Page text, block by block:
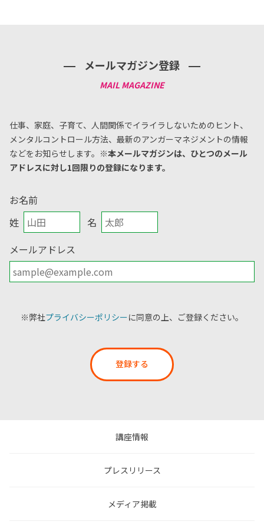
メールマガジン登録
仕事、家庭、子育て、人間関係でイライラしないためのヒント、
メンタルコントロール方法、 最新のアンガーマネジメントの情報
などをお知らせします。 ※本メールマガジンは、ひとつのメール
アドレスに対し1回限りの登録になります。
お名前
姓
名
メールアドレス
※弊社プライバシーポリシーに同意の上、ご登録ください。
登録する
講座情報
プレスリリース
メディア掲載